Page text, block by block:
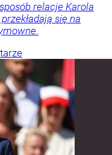
relacje Karola
się na